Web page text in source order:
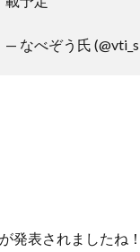
— なべぞう氏
発表されましたね！